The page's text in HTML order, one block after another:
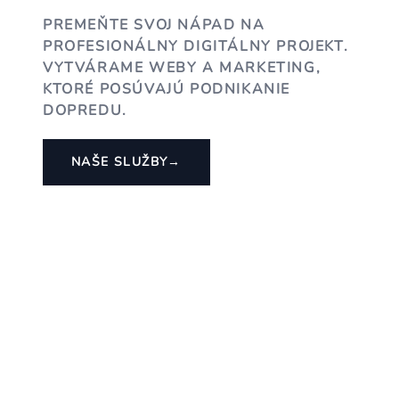
PREMEŇTE SVOJ NÁPAD NA
PROFESIONÁLNY DIGITÁLNY PROJEKT.
VYTVÁRAME WEBY A MARKETING,
KTORÉ POSÚVAJÚ PODNIKANIE
DOPREDU.
NAŠE SLUŽBY→